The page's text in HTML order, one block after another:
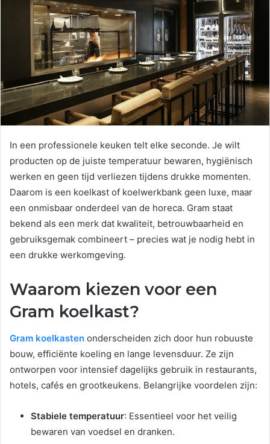
In een professionele keuken telt elke seconde. Je wilt
producten op de juiste temperatuur bewaren, hygiënisch
werken en geen tijd verliezen tijdens drukke momenten.
Daarom is een koelkast of koelwerkbank geen luxe, maar
een onmisbaar onderdeel van de horeca. Gram staat
bekend als een merk dat kwaliteit, betrouwbaarheid en
gebruiksgemak combineert – precies wat je nodig hebt in
een drukke werkomgeving.
Waarom kiezen voor een
Gram koelkast?
Gram koelkasten onderscheiden zich door hun robuuste
bouw, efficiënte koeling en lange levensduur. Ze zijn
ontworpen voor intensief dagelijks gebruik in restaurants,
hotels, cafés en grootkeukens. Belangrijke voordelen zijn:
Stabiele temperatuur: Essentieel voor het veilig
bewaren van voedsel en dranken.